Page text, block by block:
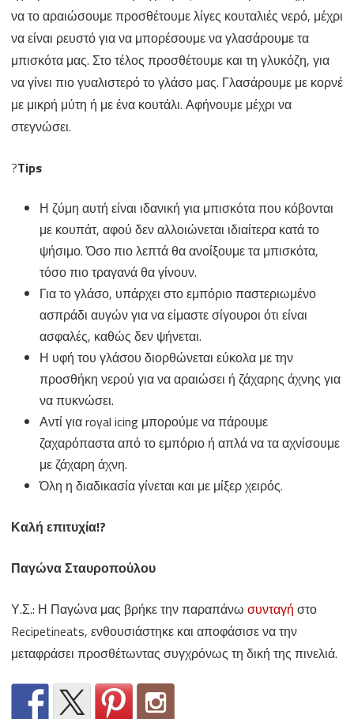
να το αραιώσουμε προσθέτουμε λίγες κουταλιές νερό, μέχρι
να είναι ρευστό για να μπορέσουμε να γλασάρουμε τα
μπισκότα μας. Στο τέλος προσθέτουμε και τη γλυκόζη, για
να γίνει πιο γυαλιστερό το γλάσο μας. Γλασάρουμε με κορνέ
με μικρή μύτη ή με ένα κουτάλι. Αφήνουμε μέχρι να
στεγνώσει.
?Tips
Η ζύμη αυτή είναι ιδανική για μπισκότα που κόβονται
με κουπάτ, αφού δεν αλλοιώνεται ιδιαίτερα κατά το
ψήσιμο. Όσο πιο λεπτά θα ανοίξουμε τα μπισκότα,
τόσο πιο τραγανά θα γίνουν.
Για το γλάσο, υπάρχει στο εμπόριο παστεριωμένο
ασπράδι αυγών για να είμαστε σίγουροι ότι είναι
ασφαλές, καθώς δεν ψήνεται.
Η υφή του γλάσου διορθώνεται εύκολα με την
προσθήκη νερού για να αραιώσει ή ζάχαρης άχνης για
να πυκνώσει.
Αντί για royal icing μπορούμε να πάρουμε
ζαχαρόπαστα από το εμπόριο ή απλά να τα αχνίσουμε
με ζάχαρη άχνη.
Όλη η διαδικασία γίνεται και με μίξερ χειρός.
Καλή επιτυχία!?
Παγώνα Σταυροπούλου
Υ.Σ.: Η Παγώνα μας βρήκε την παραπάνω συνταγή στο
Recipetineats, ενθουσιάστηκε και αποφάσισε να την
μεταφράσει προσθέτωντας συγχρόνως τη δική της πινελιά.